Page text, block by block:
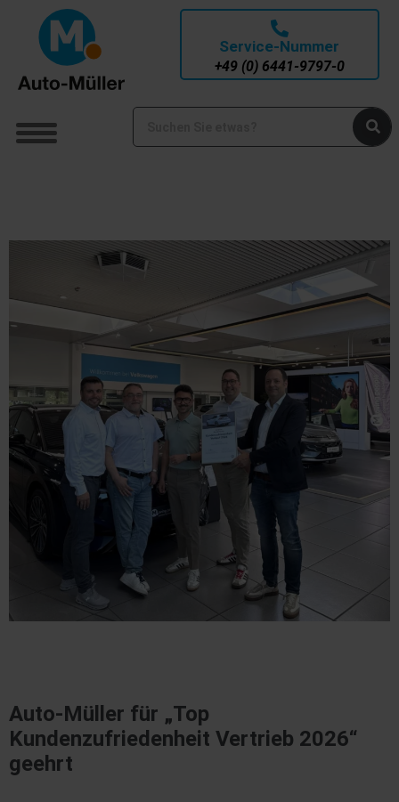
Auto-Müller für „Top
Kundenzufriedenheit Vertrieb 2026“
geehrt
Service-Nummer
+49 (0) 6441-9797-0